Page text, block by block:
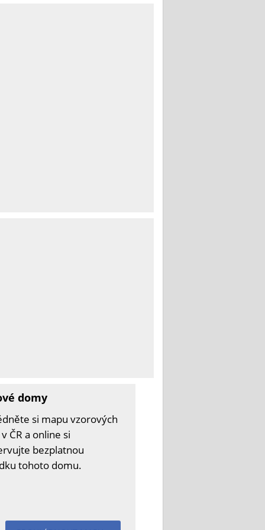
domy
si mapu vzorových
ČR a online si
bezplatnou
tohoto domu.